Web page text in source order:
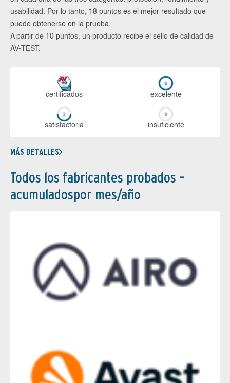
usabilidad. Por lo tanto, 18 puntos es el mejor resultado que
puede obtenerse en la prueba.
A partir de 10 puntos, un producto recibe el sello de calidad de
AV-TEST.
certi­ficados ex­ce­len­te
sa­tis­fac­to­ria in­su­fi­cien­te
MÁS DETALLES
Todos los fabricantes probados –
acumuladospor mes/año